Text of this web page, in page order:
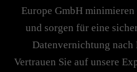
Europe GmbH
und sorgen für eine
Datenvernichtung
Vertrauen Sie auf unsere